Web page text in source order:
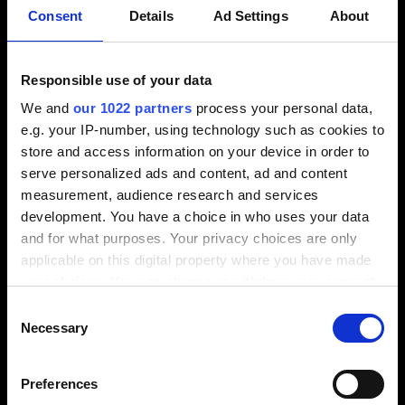
Consent Details Ad Settings About
Responsible use of your data
We and our 1022 partners process your personal data,
e.g. your IP-number, using technology such as cookies to
store and access information on your device in order to
serve personalized ads and content, ad and content
measurement, audience research and services
development. You have a choice in who uses your data
and for what purposes. Your privacy choices are only
applicable on this digital property where you have made
the Privacy trigger icon.
Collect information about your geographical
Selection
Necessary
Preferences
Tebis comprend la compensation de
l'amincissement de la tôle,
et la conception libre de rayons
négatifs. Des fonctions spéciales
permettent de programmer sans
épaisseur de paroi virtuelle.
Lire l'article
professionnel